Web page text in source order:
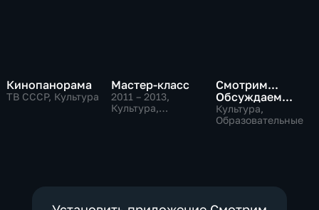
Кинопанорама
ТВ СССР, Культура
Мастер-класс
2011 – 2013,
Культура,
Смотрим...
Обсуждаем...
Культура,
Образовательные